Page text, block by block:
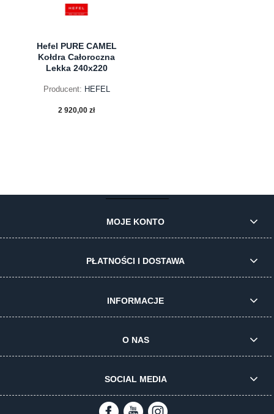
Hefel PURE CAMEL
Kołdra Całoroczna
Lekka 240x220
Producent: HEFEL
2 920,00 zł
MOJE KONTO
PŁATNOŚCI I DOSTAWA
INFORMACJE
O NAS
SOCIAL MEDIA